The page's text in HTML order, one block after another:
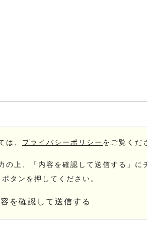
は、 プライバシーポリシー をご覧くだ
の上、「内容を確認して送信する」に
ボタンを押してください。
を確認して送信する